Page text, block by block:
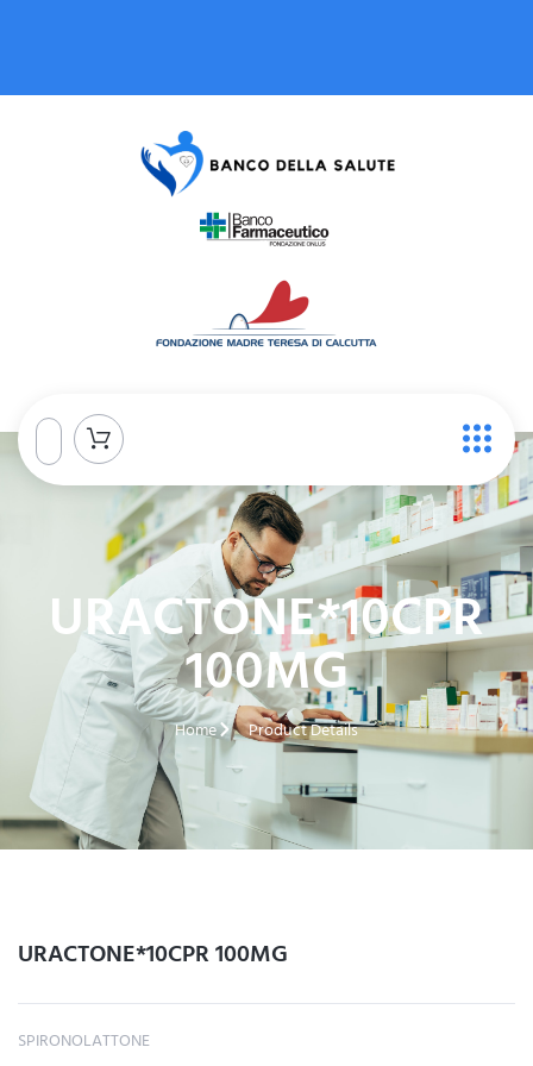
URACTONE*10CPR
100MG
Home Product Details
URACTONE*10CPR 100MG
SPIRONOLATTONE